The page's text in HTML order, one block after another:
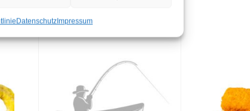
DatenschutzImpressum